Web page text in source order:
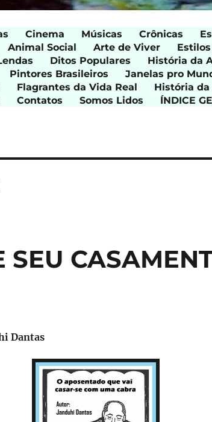
Cinema Músicas Crônicas
Animal Social Arte de Viver
Ditos Populares História da
Pintores Brasileiros Janelas pro
Flagrantes da Vida Real História
Contatos Somos Lidos ÍNDICE
SEU
Dantas